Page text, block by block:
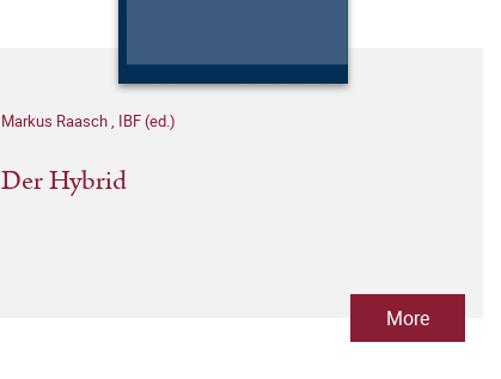
Markus Raasch, IBF (ed.)
Der Hybrid
More